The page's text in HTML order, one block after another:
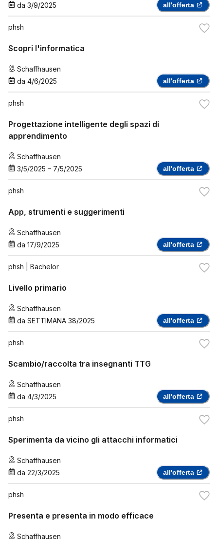
da 3/9/2025 all'offerta
phsh
Scopri l'informatica
Schaffhausen
da 4/6/2025 all'offerta
phsh
Progettazione intelligente degli spazi di
apprendimento
Schaffhausen
3/5/2025 – 7/5/2025 all'offerta
phsh
App, strumenti e suggerimenti
Schaffhausen
da 17/9/2025 all'offerta
phsh | Bachelor
Livello primario
Schaffhausen
da SETTIMANA 38/2025 all'offerta
phsh
Scambio/raccolta tra insegnanti TTG
Schaffhausen
da 4/3/2025 all'offerta
phsh
Sperimenta da vicino gli attacchi informatici
Schaffhausen
da 22/3/2025 all'offerta
phsh
Presenta e presenta in modo efficace
Schaffhausen